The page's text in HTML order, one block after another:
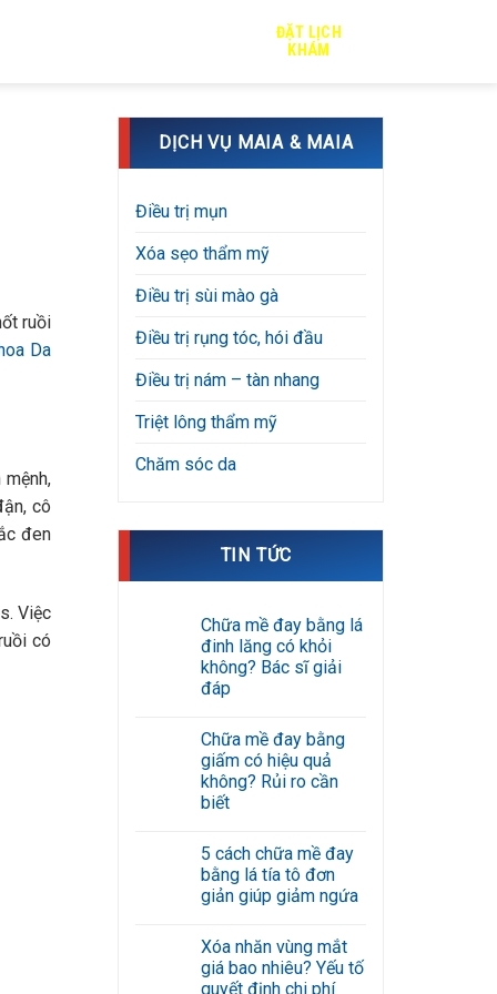
ĐẶT LỊCH
KHÁM
ruồi
Da
cô
đen
Việc
có
DỊCH VỤ MAIA & MAIA
Điều trị mụn
Xóa sẹo thẩm mỹ
Điều trị sùi mào gà
Điều trị rụng tóc, hói đầu
Điều trị nám – tàn nhang
Triệt lông thẩm mỹ
Chăm sóc da
TIN TỨC
Chữa mề đay bằng lá
đinh lăng có khỏi
không? Bác sĩ giải
đáp
bình
luận
ở
Chữa
mề
đay
đinh
lăng
có
khỏi
sĩ
giải
đáp
Chữa mề đay bằng
giấm có hiệu quả
không? Rủi ro cần
biết
bình
luận
ở
Chữa
bằng
giấm
có
hiệu
5 cách chữa mề đay
bằng lá tía tô đơn
giản giúp giảm ngứa
bình
luận
ở
Xóa nhăn vùng mắt
giá bao nhiêu? Yếu tố
quyết định chi phí